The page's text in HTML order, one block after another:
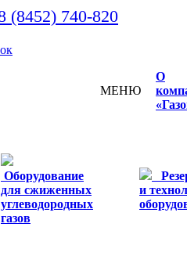
(8452) 740-820
МЕНЮ
О
Оборудование
для сжиженных
углеводородных
газов
и